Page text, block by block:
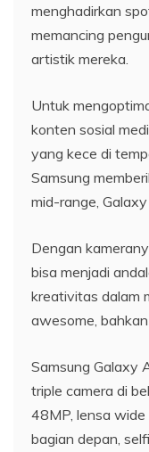
menghadirkan
memancing
artistik mereka.
Untuk
konten sosial
yang kece di
Samsung
mid-range,
Dengan
bisa menjadi
kreativitas dalam
awesome,
Samsung Galaxy
triple camera di
48MP, lensa wide
bagian depan,